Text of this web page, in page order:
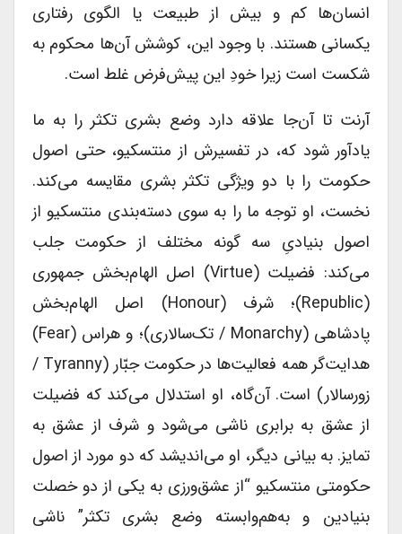
انسان‌ها کم و بیش از طبیعت یا الگوی رفتاری
یکسانی هستند. با وجود این، کوشش آن‌ها محکوم به
شکست است زیرا خودِ این پیش‌فرض غلط است.
آرنت تا آن‌جا علاقه دارد وضع بشری تکثر را به ما
یادآور شود که، در تفسیرش از منتسکیو، حتی اصول
حکومت را با دو ویژگی تکثر بشری مقایسه می‌کند.
نخست، او توجه ما را به سوی دسته‌بندی منتسکیو از
اصول بنیادیِ سه گونه مختلف از حکومت جلب
می‌کند: فضیلت (virtue) اصل الهام‌بخش جمهوری
(Republic)؛ شرف (honour) اصل الهام‌بخش
پادشاهی (Monarchy / تک‌سالاری)؛ و هراس (fear)
هدایت‌گر همه فعالیت‌ها در حکومت جبّار (Tyranny /
زورسالار) است. آن‌گاه، او استدلال می‌کند که فضیلت
از عشق به برابری ناشی می‌شود و شرف از عشق به
تمایز. به بیانی دیگر، او می‌اندیشد که دو مورد از اصول
حکومتی منتسکیو “از عشق‌ورزی به یکی از دو خصلت
بنیادین و به‌هم‌وابسته وضع بشری تکثر” ناشی